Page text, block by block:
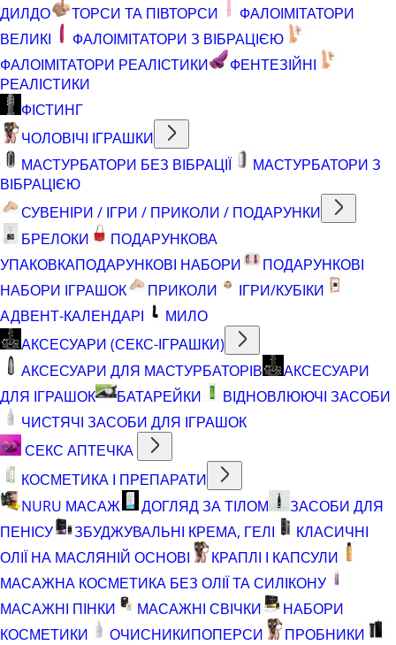
ДИЛДО
ТОРСИ ТА ПІВТОРСИ
ФАЛОІМІТАТОРИ
ВЕЛИКІ
ФАЛОІМІТАТОРИ З ВІБРАЦІЄЮ
ФАЛОІМІТАТОРИ РЕАЛІСТИКИ
ФЕНТЕЗІЙНІ
РЕАЛІСТИКИ
ФІСТИНГ
ЧОЛОВІЧІ ІГРАШКИ
МАСТУРБАТОРИ БЕЗ ВІБРАЦІЇ
МАСТУРБАТОРИ З
ВІБРАЦІЄЮ
СУВЕНІРИ / ІГРИ / ПРИКОЛИ / ПОДАРУНКИ
БРЕЛОКИ
ПОДАРУНКОВА
УПАКОВКАПОДАРУНКОВІ НАБОРИ
ПОДАРУНКОВІ
НАБОРИ ІГРАШОК
ПРИКОЛИ
ІГРИ/КУБІКИ
АДВЕНТ-КАЛЕНДАРІ
МИЛО
АКСЕСУАРИ (СЕКС-ІГРАШКИ)
АКСЕСУАРИ ДЛЯ МАСТУРБАТОРІВ
АКСЕСУАРИ
ДЛЯ ІГРАШОК
БАТАРЕЙКИ
ВІДНОВЛЮЮЧІ ЗАСОБИ
ЧИСТЯЧІ ЗАСОБИ ДЛЯ ІГРАШОК
СЕКС АПТЕЧКА
КОСМЕТИКА І ПРЕПАРАТИ
NURU МАСАЖ
ДОГЛЯД ЗА ТІЛОМ
ЗАСОБИ ДЛЯ
ПЕНІСУ
ЗБУДЖУВАЛЬНІ КРЕМА, ГЕЛІ
КЛАСИЧНІ
ОЛІЇ НА МАСЛЯНІЙ ОСНОВІ
КРАПЛІ І КАПСУЛИ
МАСАЖНА КОСМЕТИКА БЕЗ ОЛІЇ ТА СИЛІКОНУ
МАСАЖНІ ПІНКИ
МАСАЖНІ СВІЧКИ
НАБОРИ
КОСМЕТИКИ
ОЧИСНИКИПОПЕРСИ
ПРОБНИКИ